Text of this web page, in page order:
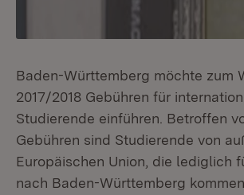
Baden-Württemberg möchte zum
2017/2018 Gebühren für
Studierende einführen. Betroffen
Gebühren sind Studierende von
Europäischen Union, die lediglich
nach Baden-Württemberg